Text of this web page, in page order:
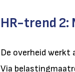
HR-trend 2:
De overheid werkt
Via